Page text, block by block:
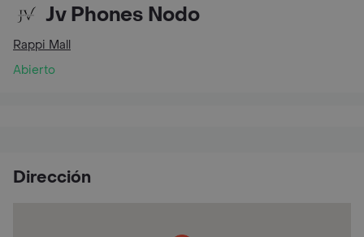
Jv Phones Nodo
Rappi Mall
Abierto
Dirección